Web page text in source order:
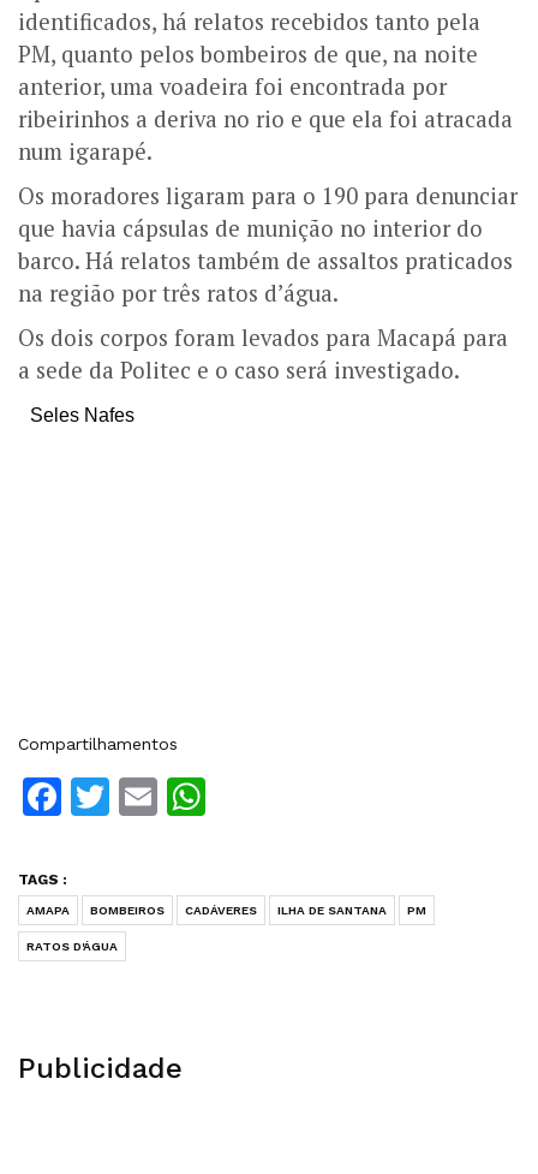
identificados, há relatos recebidos tanto pela
PM, quanto pelos bombeiros de que, na noite
anterior, uma voadeira foi encontrada por
ribeirinhos a deriva no rio e que ela foi atracada
num igarapé.
Os moradores ligaram para o 190 para denunciar
que havia cápsulas de munição no interior do
barco. Há relatos também de assaltos praticados
na região por três ratos d’água.
Os dois corpos foram levados para Macapá para
a sede da Politec e o caso será investigado.
Seles Nafes
Compartilhamentos
Facebook
Twitter
Email
TAGS :
AMAPA BOMBEIROS CADÁVERES ILHA DE SANTANA PM
RATOS D'ÁGUA
Publicidade